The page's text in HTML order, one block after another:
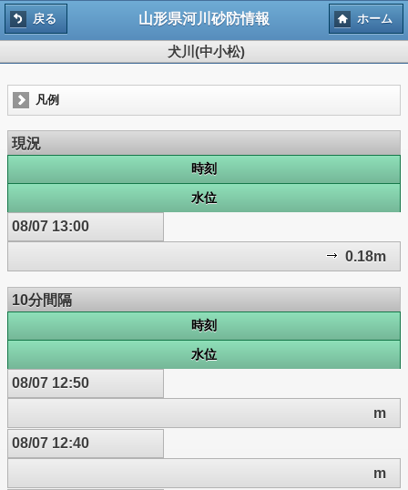
戻る 山形県河川砂防情報 ホーム
犬川(中小松)
凡例
現況
時刻
水位
08/07 13:00
0.18m
10分間隔
時刻
水位
08/07 12:50
m
08/07 12:40
m